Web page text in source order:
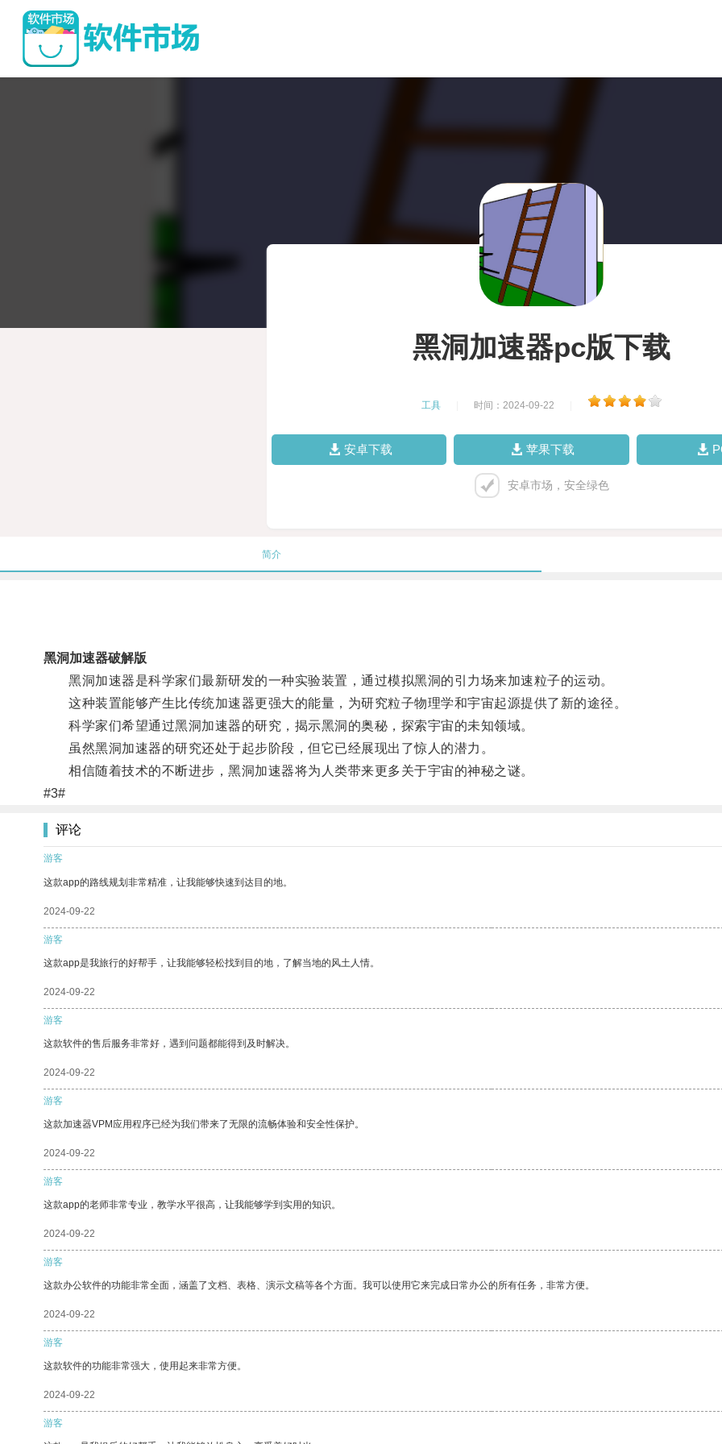
黑洞加速器pc版下载
工具 时间：2024-09-22
安卓下载 苹果下载
安卓市场，安全绿色
简介
黑洞加速器破解版
黑洞加速器是科学家们最新研发的一种实验装置，通过模拟黑洞的引力场来加速粒子的运动。
这种装置能够产生比传统加速器更强大的能量，为研究粒子物理学和宇宙起源提供了新的途径。
科学家们希望通过黑洞加速器的研究，揭示黑洞的奥秘，探索宇宙的未知领域。
虽然黑洞加速器的研究还处于起步阶段，但它已经展现出了惊人的潜力。
相信随着技术的不断进步，黑洞加速器将为人类带来更多关于宇宙的神秘之谜。
#3#
评论
游客
这款app的路线规划非常精准，让我能够快速到达目的地。
2024-09-22
游客
这款app是我旅行的好帮手，让我能够轻松找到目的地，了解当地的风土人情。
2024-09-22
游客
这款软件的售后服务非常好，遇到问题都能得到及时解决。
2024-09-22
游客
这款加速器VPM应用程序已经为我们带来了无限的流畅体验和安全性保护。
2024-09-22
游客
这款app的老师非常专业，教学水平很高，让我能够学到实用的知识。
2024-09-22
游客
这款办公软件的功能非常全面，涵盖了文档、表格、演示文稿等各个方面。我可以使用它来完成日常办公的所有任务，非常方便。
2024-09-22
游客
这款软件的功能非常强大，使用起来非常方便。
2024-09-22
游客